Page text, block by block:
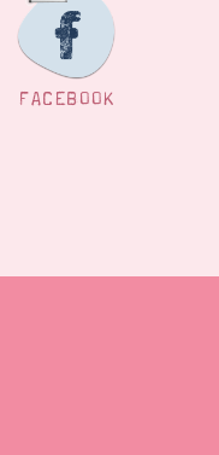
FACEBOOK